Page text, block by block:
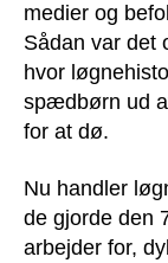
medier og
Sådan var det
hvor
spædbørn ud
for at dø.
Nu handler
de gjorde den
arbejder for,